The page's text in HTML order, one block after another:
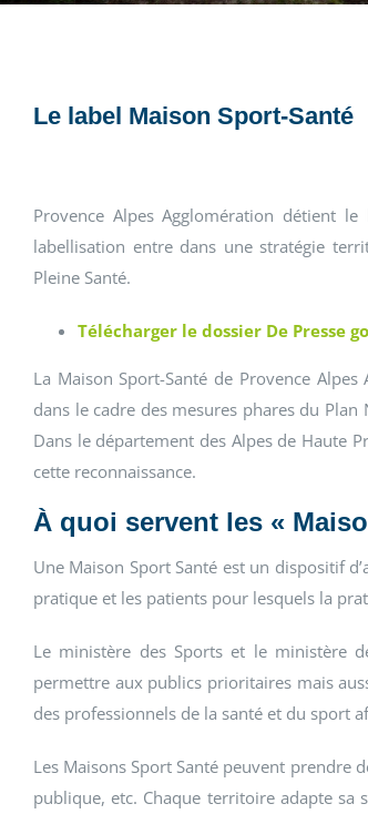
Le label Maison Sport-Santé
Provence Alpes Agglomération détient
labellisation entre dans une stratégie
Pleine Santé.
Télécharger le dossier De Presse
La Maison Sport-Santé de Provence
dans le cadre des mesures phares du Plan
Dans le département des Alpes de Haute
cette reconnaissance.
À quoi servent les «
Une Maison Sport Santé est un dispositif
pratique et les patients pour lesquels la
Le ministère des Sports et le ministère
permettre aux publics prioritaires mais
des professionnels de la santé et du sport
Les Maisons Sport Santé peuvent prendre
publique, etc. Chaque territoire adapte sa